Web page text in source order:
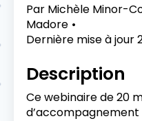
Par Michèle Minor-
Madore
Dernière mise à jour
Description
Ce webinaire de 20